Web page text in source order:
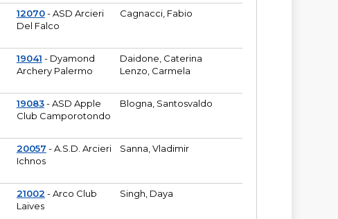
12070- ASD Arcieri
Del Falco
Cagnacci, Fabio
19041 - Dyamond
Archery Palermo
Daidone, Caterina
Lenzo, Carmela
19083- ASD Apple
Club Camporotondo
Blogna, Santosvaldo
20057 - A.S.D. Arcieri
Ichnos
Sanna, Vladimir
21002 - Arco Club
Laives
Singh, Daya